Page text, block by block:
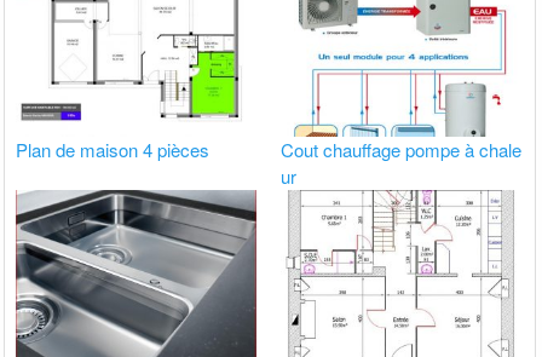
Plan de maison 4 pièces
Cout chauffage pompe à chale
ur